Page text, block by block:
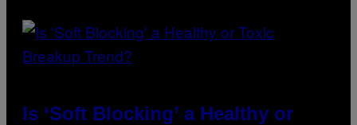
Is ‘Soft Blocking’ a Healthy or